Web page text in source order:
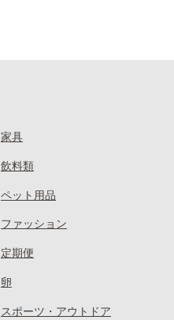
家具
飲料類
ペット用品
ファッション
定期便
卵
スポーツ・アウトドア